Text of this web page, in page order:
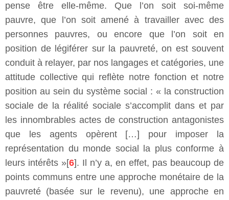
pense être elle-même. Que l’on soit soi-même
pauvre, que l’on soit amené à travailler avec des
personnes pauvres, ou encore que l’on soit en
position de légiférer sur la pauvreté, on est souvent
conduit à relayer, par nos langages et catégories, une
attitude collective qui reflète notre fonction et notre
position au sein du système social : « la construction
sociale de la réalité sociale s’accomplit dans et par
les innombrables actes de construction antagonistes
que les agents opèrent […] pour imposer la
représentation du monde social la plus conforme à
leurs intérêts »[6]. Il n’y a, en effet, pas beaucoup de
points communs entre une approche monétaire de la
pauvreté (basée sur le revenu), une approche en